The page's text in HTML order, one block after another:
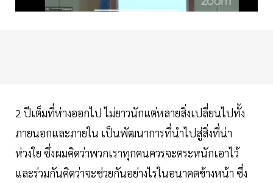
2 ปีเต็มที่ห่างออกไป ไม่ยาวนักแต่หลายสิ่งเปลี่ยนไปทั้ง
ภายนอกและภายใน เป็นพัฒนาการที่นำไปสู่สิ่งที่น่า
ห่วงใย ซึ่งผมคิดว่าพวกเราทุกคนควรจะตระหนักเอาไว้
และร่วมกันคิดว่าจะช่วยกันอย่างไรในอนาคตข้างหน้า ซึ่ง